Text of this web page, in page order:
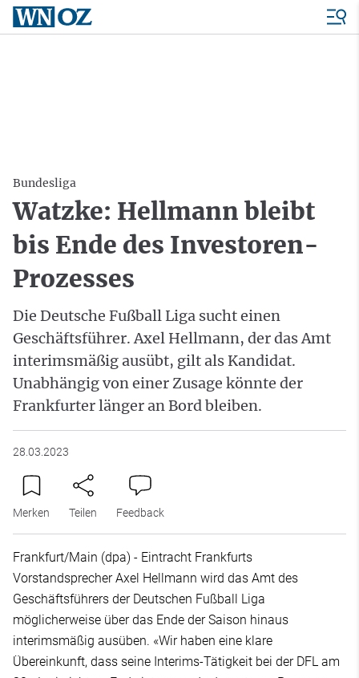
Bundesliga
Watzke: Hellmann bleibt
bis Ende des Investoren-
Prozesses
Die Deutsche Fußball Liga sucht einen
Geschäftsführer. Axel Hellmann, der das Amt
interimsmäßig ausübt, gilt als Kandidat.
Unabhängig von einer Zusage könnte der
Frankfurter länger an Bord bleiben.
28.03.2023
Merken Teilen Feedback
Frankfurt/Main (dpa) - Eintracht Frankfurts
Vorstandsprecher Axel Hellmann wird das Amt des
Geschäftsführers der Deutschen Fußball Liga
möglicherweise über das Ende der Saison hinaus
interimsmäßig ausüben. «Wir haben eine klare
Übereinkunft, dass seine Interims-Tätigkeit bei der DFL am